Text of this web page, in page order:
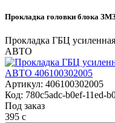
Прокладка головки блока
Прокладка ГБЦ
АВТО
Артикул: 406100302005
Код: 780c5adc-b0ef-11ed-
Под заказ
395 c